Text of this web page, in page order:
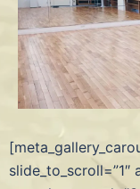
slide_to_scroll=”1″